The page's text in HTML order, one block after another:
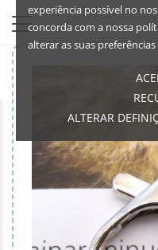
experiência possível no
concorda com a nossa
alterar as suas
ALTERAR